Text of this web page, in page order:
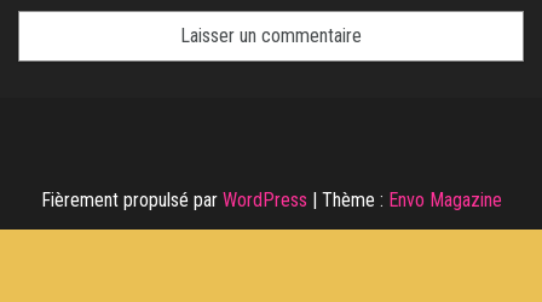
Fièrement propulsé par WordPress | Thème : Envo Magazine